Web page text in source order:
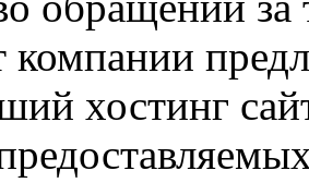
компании
хостинг